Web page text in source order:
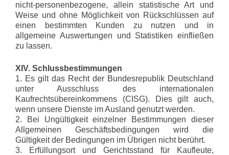
nicht-personenbezogene, allein statistische Art und
Weise und ohne Möglichkeit von Rückschlüssen auf
einen bestimmten Kunden zu nutzen und in
allgemeine Auswertungen und Statistiken einfließen
zu lassen.
XIV. Schlussbestimmungen
1. Es gilt das Recht der Bundesrepublik Deutschland
unter Ausschluss des internationalen
Kaufrechtsübereinkommens (CISG). Dies gilt auch,
wenn unsere Dienste im Ausland genutzt werden.
2. Bei Ungültigkeit einzelner Bestimmungen dieser
Allgemeinen Geschäftsbedingungen wird die
Gültigkeit der Bedingungen im Übrigen nicht berührt.
3. Erfüllungsort und Gerichtsstand für Kaufleute,